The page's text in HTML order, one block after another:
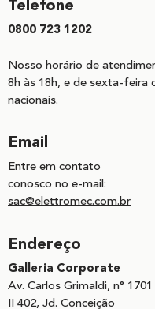
Telefone
0800 723 1202
Nosso horário de
8h às 18h, e de sexta-feira
nacionais.
Email
Entre em contato
conosco no e-mail:
sac@elettromec.com.br
Endereço
Galleria Corporate
Av. Carlos Grimaldi, n° 1701
II 402, Jd. Conceição